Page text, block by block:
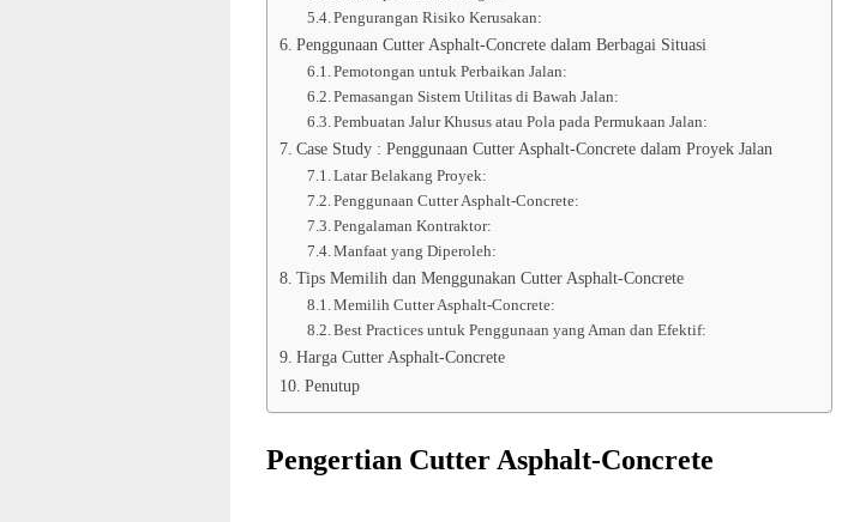
Pengurangan Risiko Kerusakan:
Penggunaan Cutter Asphalt-Concrete dalam Berbagai Situasi
Pemotongan untuk Perbaikan Jalan:
Pemasangan Sistem Utilitas di Bawah Jalan:
Pembuatan Jalur Khusus atau Pola pada Permukaan Jalan:
Case Study : Penggunaan Cutter Asphalt-Concrete dalam Proyek Jalan
Latar Belakang Proyek:
Penggunaan Cutter Asphalt-Concrete:
Pengalaman Kontraktor:
Manfaat yang Diperoleh:
Tips Memilih dan Menggunakan Cutter Asphalt-Concrete
Memilih Cutter Asphalt-Concrete:
Best Practices untuk Penggunaan yang Aman dan Efektif:
Harga Cutter Asphalt-Concrete
Penutup
Pengertian Cutter Asphalt-Concrete